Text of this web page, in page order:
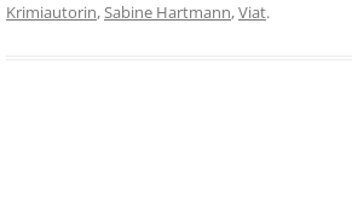
Krimiautorin,Sabine Hartmann,Viat.